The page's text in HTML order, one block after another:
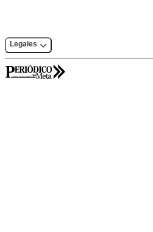
Legales